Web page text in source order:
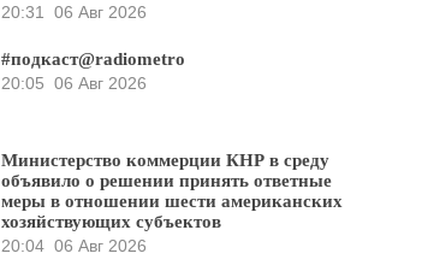
20:31
06 Авг 2026
#подкаст@radiometro
20:05 06 Авг 2026
Министерство коммерции КНР в среду
объявило о решении принять ответные
меры в отношении шести американских
хозяйствующих субъектов
20:04 06 Авг 2026